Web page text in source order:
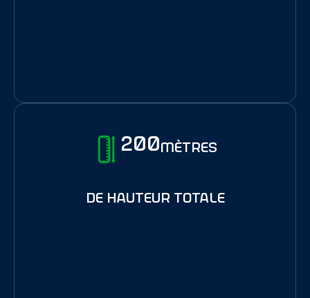
200mètres
de hauteur totale